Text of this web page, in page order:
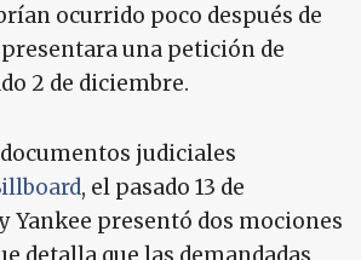
ocurrido poco después de
una petición de
2 de diciembre.
judiciales
, el pasado 13 de
Yankee presentó dos mociones